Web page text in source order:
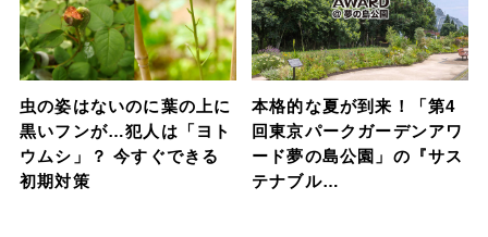
虫の姿はないのに葉の上に
黒いフンが…犯人は「ヨト
ウムシ」？ 今すぐできる
初期対策
本格的な夏が到来！「第4
回東京パークガーデンアワ
ード夢の島公園」の『サス
テナブル…